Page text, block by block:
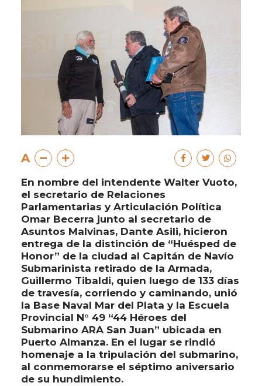
A
En nombre del intendente Walter Vuoto,
el secretario de Relaciones
Parlamentarias y Articulación Política
Omar Becerra junto al secretario de
Asuntos Malvinas, Dante Asili, hicieron
entrega de la distinción de “Huésped de
Honor” de la ciudad al Capitán de Navío
Submarinista retirado de la Armada,
Guillermo Tibaldi, quien luego de 133 días
de travesía, corriendo y caminando, unió
la Base Naval Mar del Plata y la Escuela
Provincial N° 49 “44 Héroes del
Submarino ARA San Juan” ubicada en
Puerto Almanza. En el lugar se rindió
homenaje a la tripulación del submarino,
al conmemorarse el séptimo aniversario
de su hundimiento.